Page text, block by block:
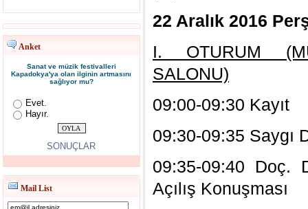
Anket
Sanat ve müzik festivalleri
Kapadokya'ya olan ilginin artmasını
sağlıyor mu?
Evet.
Hayır.
SONUÇLAR
Mail List
22 Aralık 2016
I. OTURUM
SALONU)
09:00-09:30 Kayıt
09:30-09:35 Saygı
09:35-09:40 Doç.
Açılış Konuşması